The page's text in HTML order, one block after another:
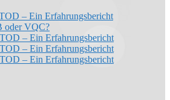
– Ein Erfahrungsbericht
oder VQC?
– Ein Erfahrungsbericht
– Ein Erfahrungsbericht
– Ein Erfahrungsbericht